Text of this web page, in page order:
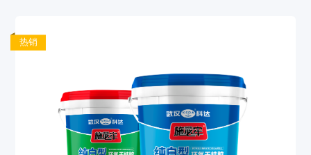
热销